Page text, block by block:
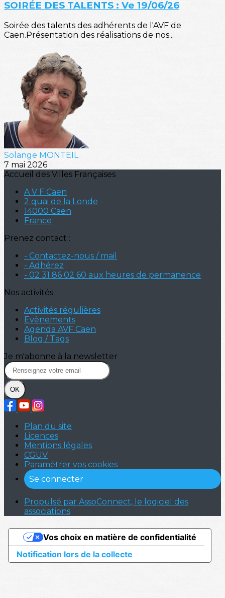
SOIRÉE DES TALENTS : Ve 19/06/26
Soirée des talents des adhérents de l'AVF de
Caen.Présentation des réalisations de nos...
Solange MONTEIL
7 mai 2026
Accueil des Villes Françaises
A V F Caen
2 quai de la Londe
14000 Caen
France
Prenez contact :
- Contactez-nous / mail
- Adhérez
- 02 31 86 02 60 aux heures de permanence
Nos activités :
Activités régulières
Evènements
Agenda AVF Caen
Blog / Tags
Je m'abonne à la newsletter
OK
Plan du site
Licences
Mentions légales
CGUV
Paramétrer vos cookies
Se connecter
Propulsé par AssoConnect, le logiciel des
associations
Notification lors de la collecte
Vos choix en matière de confidentialité